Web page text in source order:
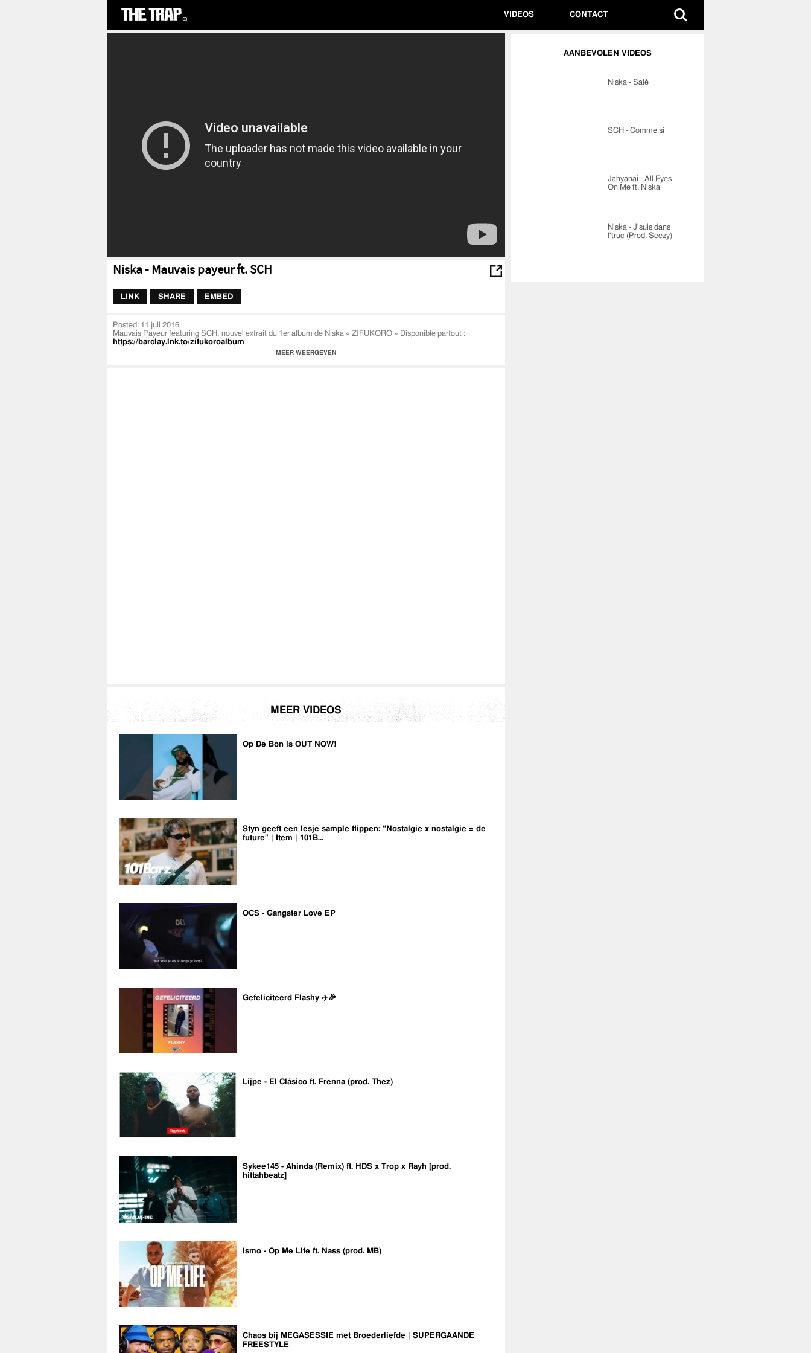
VIDEOS CONTACT
AANBEVOLEN VIDEOS
Niska - Salé
SCH - Comme si
Jahyanai - All Eyes
On Me ft. Niska
Niska - J'suis dans
l'truc (Prod. Seezy)
Niska - Mauvais payeur ft. SCH
LINK SHARE EMBED
Posted: 11 juli 2016
Mauvais Payeur featuring SCH, nouvel extrait du 1er album de Niska « ZIFUKORO » Disponible partout :
https://barclay.lnk.to/zifukoroalbum
MEER WEERGEVEN
MEER VIDEOS
Op De Bon is OUT NOW!
Styn geeft een lesje sample flippen: “Nostalgie x nostalgie = de
future” | Item | 101B…
OCS - Gangster Love EP
Gefeliciteerd Flashy ✈️🎉
Lijpe - El Clásico ft. Frenna (prod. Thez)
Sykee145 - Ahinda (Remix) ft. HDS x Trop x Rayh [prod.
hittahbeatz]
Ismo - Op Me Life ft. Nass (prod. MB)
Chaos bij MEGASESSIE met Broederliefde | SUPERGAANDE
FREESTYLE